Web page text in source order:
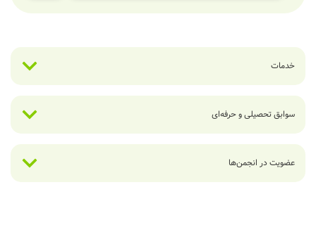
خدمات
سوابق تحصیلی و حرفه‌ای
عضویت در انجمن‌ها